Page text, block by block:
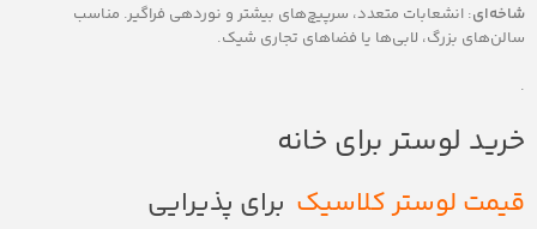
شاخه‌ای: انشعابات متعدد، سرپیچ‌های بیشتر و نوردهی فراگیر. مناسب
سالن‌های بزرگ، لابی‌ها یا فضاهای تجاری شیک.
.
خرید لوستر برای خانه‌
قیمت لوستر کلاسیک برای پذیرایی